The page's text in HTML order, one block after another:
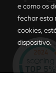
e como os
fechar esta
cookies,
dispositivo.